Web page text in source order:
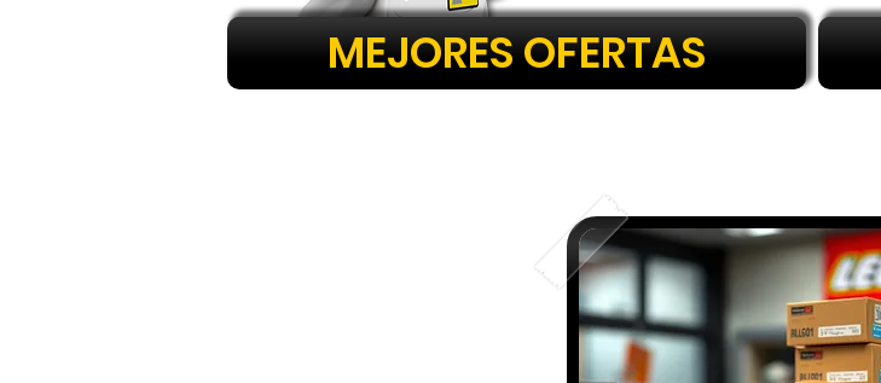
MEJORES OFERTAS